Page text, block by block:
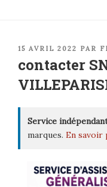
PUBLIÉ
15 AVRIL 2022 PAR
contacter
Service
marques. En savoir